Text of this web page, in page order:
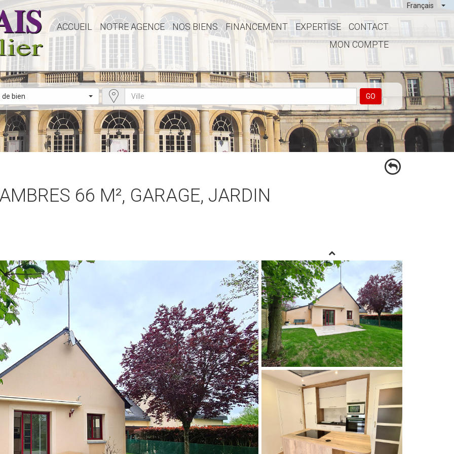
ACCUEIL NOTRE AGENCE NOS BIENS FINANCEMENT EXPERTISE
CONTACT
MON COMPTE
Français
de bien GO
66 M², GARAGE, JARDIN